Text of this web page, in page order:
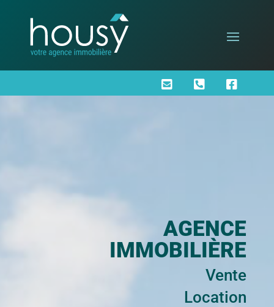
  
AGENCE
IMMOBILIÈRE
Vente
Location